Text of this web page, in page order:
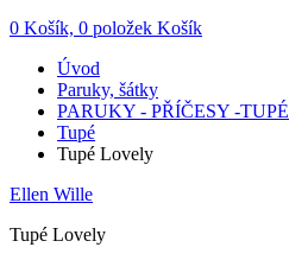
0 Košík, 0 položek Košík
Úvod
Paruky, šátky
PARUKY - PŘÍČESY -TUPÉ
Tupé
Tupé Lovely
Ellen Wille
Tupé Lovely